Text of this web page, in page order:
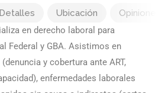
Detalles Ubicación
Opiniones
en derecho laboral para
Federal y GBA. Asistimos en
y cobertura ante ART,
enfermedades laborales